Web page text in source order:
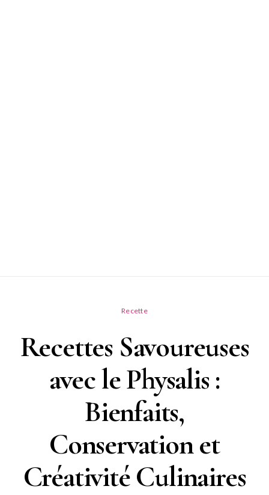
Recette
Recettes Savoureuses
avec le Physalis :
Bienfaits,
Conservation et
Créativité Culinaires